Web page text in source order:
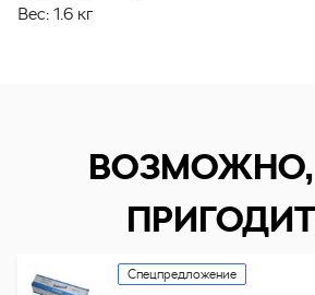
Вес: 1.6 кг
Спецпредложение